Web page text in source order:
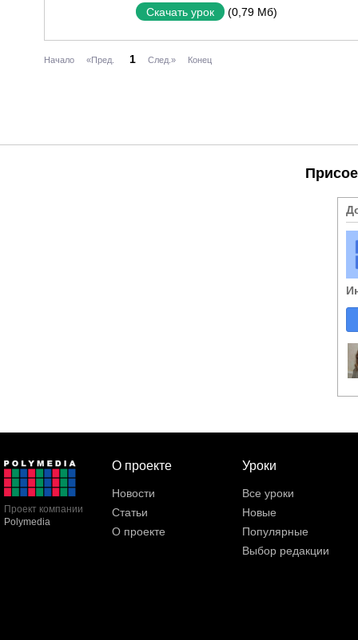
Скачать урок (0,79 Мб)
Начало «Пред. 1 След.» Конец
Проект компании
Polymedia
О проекте
Новости
Статьи
О проекте
Уроки
Все уроки
Новые
Популярные
Выбор редакции